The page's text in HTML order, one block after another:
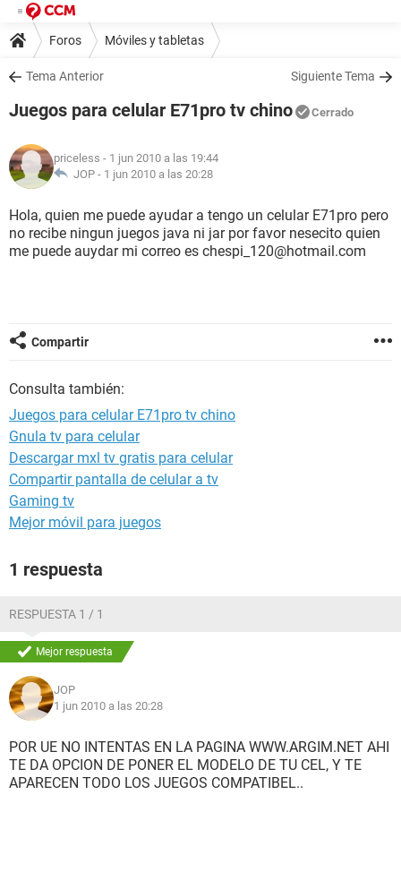
Foros Móviles y tabletas
Tema Anterior Siguiente Tema
Juegos para celular E71pro tv chino Cerrado
priceless - 1 jun 2010 a las 19:44
JOP - 1 jun 2010 a las 20:28
Hola, quien me puede ayudar a tengo un celular E71pro pero
no recibe ningun juegos java ni jar por favor nesecito quien
me puede auydar mi correo es chespi_120@hotmail.com
Compartir
Consulta también:
Juegos para celular E71pro tv chino
Gnula tv para celular
Descargar mxl tv gratis para celular
Compartir pantalla de celular a tv
Gaming tv
Mejor móvil para juegos
1 respuesta
RESPUESTA 1 / 1
Mejor respuesta
JOP
1 jun 2010 a las 20:28
POR UE NO INTENTAS EN LA PAGINA WWW.ARGIM.NET AHI
TE DA OPCION DE PONER EL MODELO DE TU CEL, Y TE
APARECEN TODO LOS JUEGOS COMPATIBEL..